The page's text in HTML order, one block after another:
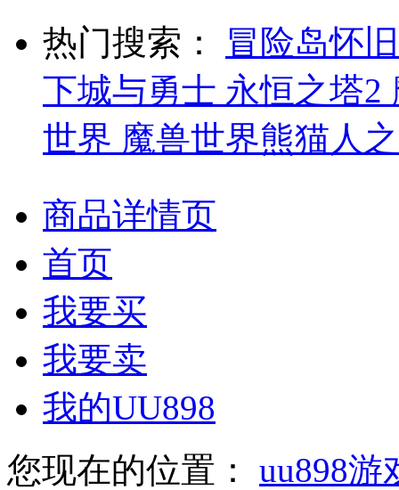
热门搜索： 冒险岛怀
下城与勇士 永恒之塔2
世界 魔兽世界熊猫人
商品详情页
首页
我要买
我要卖
我的UU898
您现在的位置： uu898游